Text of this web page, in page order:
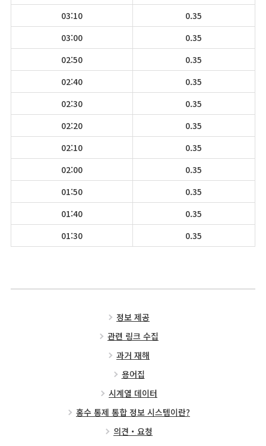
03:10
0.35
03:00
0.35
02:50
0.35
02:40
0.35
02:30
0.35
02:20
0.35
02:10
0.35
02:00
0.35
01:50
0.35
01:40
0.35
01:30
0.35
정보 제공
관련 링크 수집
과거 재해
용어집
시계열 데이터
홍수 통제 통합 정보 시스템이란?
의견・요청